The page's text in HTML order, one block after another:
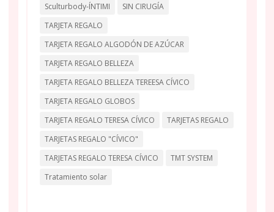
Sculturbody-ÍNTIMI
SIN CIRUGÍA
TARJETA REGALO
TARJETA REGALO ALGODÓN DE AZÚCAR
TARJETA REGALO BELLEZA
TARJETA REGALO BELLEZA TEREESA CÍVICO
TARJETA REGALO GLOBOS
TARJETA REGALO TERESA CÍVICO
TARJETAS REGALO
TARJETAS REGALO "CÍVICO"
TARJETAS REGALO TERESA CÍVICO
TMT SYSTEM
Tratamiento solar